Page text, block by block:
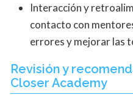
Interacción y
contacto con
errores y mejorar las
Revisión y
Closer Academy